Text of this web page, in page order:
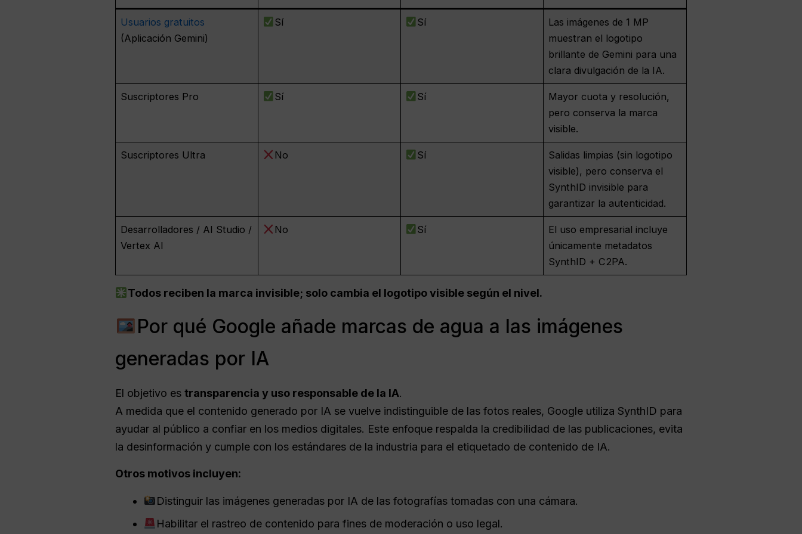
Usuarios gratuitos
(Aplicación Gemini)
Sí Sí
Las imágenes de 1 MP
muestran el logotipo
brillante de Gemini para una
clara divulgación de la IA.
Suscriptores Pro Sí Sí
Mayor cuota y resolución,
pero conserva la marca
visible.
Suscriptores Ultra No Sí
Salidas limpias (sin logotipo
visible), pero conserva el
SynthID invisible para
garantizar la autenticidad.
Desarrolladores / AI Studio /
Vertex AI
No Sí
El uso empresarial incluye
únicamente metadatos
SynthID + C2PA.
Todos reciben la marca invisible; solo cambia el logotipo visible según el nivel.
Por qué Google añade marcas de agua a las imágenes
generadas por IA
El objetivo es transparencia y uso responsable de la IA.
A medida que el contenido generado por IA se vuelve indistinguible de las fotos reales, Google utiliza SynthID para
ayudar al público a confiar en los medios digitales. Este enfoque respalda la credibilidad de las publicaciones, evita
la desinformación y cumple con los estándares de la industria para el etiquetado de contenido de IA.
Otros motivos incluyen:
Distinguir las imágenes generadas por IA de las fotografías tomadas con una cámara.
Habilitar el rastreo de contenido para fines de moderación o uso legal.